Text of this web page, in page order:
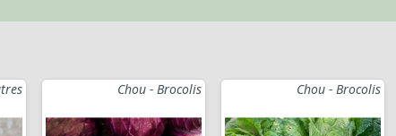
Chou - Brocolis Chou - Brocolis